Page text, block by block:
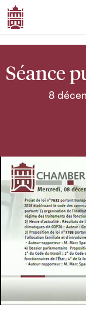
Séance
8